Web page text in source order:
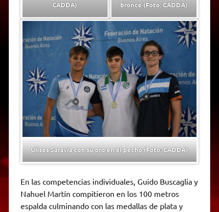
CADDA)
bronce (Foto: CADDA)
Ulises Saravia con su oro en el pecho (Foto: CADDA)
En las competencias individuales, Guido Buscaglia y
Nahuel Martín compitieron en los 100 metros
espalda culminando con las medallas de plata y